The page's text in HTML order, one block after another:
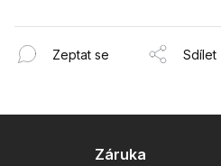
Zeptat se Sdílet
Záruka